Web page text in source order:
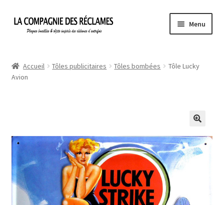
Aller
Aller
Menu
À propos de La Compagnie des Réclames
Mon compte
Mon Panier
Accueil Tôles publicitaires Tôles bombées
Tôle Lucky
Avion